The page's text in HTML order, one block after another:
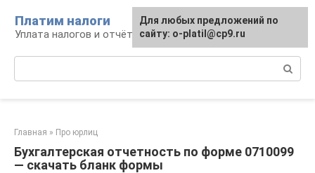
контенту
Платим налоги
Уплата налогов и отчётность
Главная » Про юрлиц
Бухгалтерская отчетность по форме 0710099
— скачать бланк формы
Для любых предложений по
сайту: o-platil@cp9.ru